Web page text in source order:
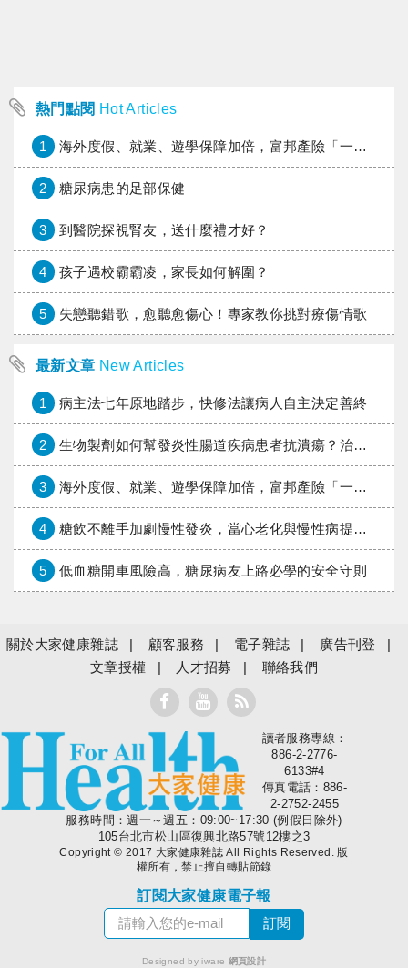
熱門點閱 Hot Articles
1 海外度假、就業、遊學保障加倍，富邦產險「一期逐夢」專案加碼遠距醫療與緊急救援
2 糖尿病患的足部保健
3 到醫院探視腎友，送什麼禮才好？
4 孩子遇校霸霸凌，家長如何解圍？
5 失戀聽錯歌，愈聽愈傷心！專家教你挑對療傷情歌
最新文章 New Articles
1 病主法七年原地踏步，快修法讓病人自主決定善終
2 生物製劑如何幫發炎性腸道疾病患者抗潰瘍？治療進展與健保給付困境一次看
3 海外度假、就業、遊學保障加倍，富邦產險「一期逐夢」專案加碼遠距醫療與緊急救援
4 糖飲不離手加劇慢性發炎，當心老化與慢性病提早報到
5 低血糖開車風險高，糖尿病友上路必學的安全守則
關於大家健康雜誌 顧客服務 電子雜誌
廣告刊登
文章授權
人才招募 聯絡我們
大家健康
讀者服務專線：
886-2-2776-
6133#4
傳真電話：886-
2-2752-2455
服務時間：週一～週五：09:00~17:30 (例假日除外)
105台北市松山區復興北路57號12樓之3
Copyright © 2017 大家健康雜誌 All Rights Reserved. 版
權所有，禁止擅自轉貼節錄
訂閱大家健康電子報
Designed by iware 網頁設計